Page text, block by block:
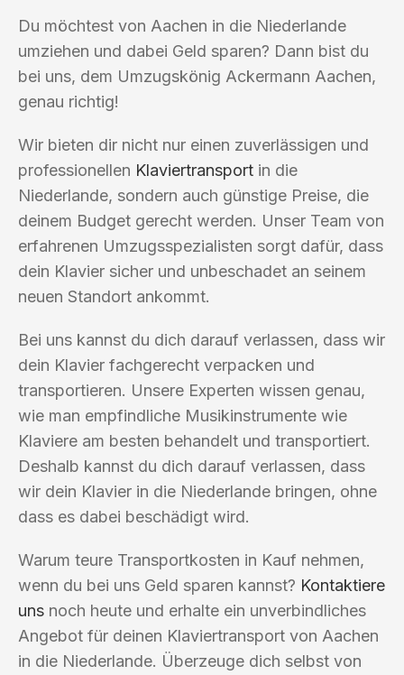
Du möchtest von Aachen in die Niederlande
umziehen und dabei Geld sparen? Dann bist du
bei uns, dem Umzugskönig Ackermann Aachen,
genau richtig!
Wir bieten dir nicht nur einen zuverlässigen und
professionellen Klaviertransport in die
Niederlande, sondern auch günstige Preise, die
deinem Budget gerecht werden. Unser Team von
erfahrenen Umzugsspezialisten sorgt dafür, dass
dein Klavier sicher und unbeschadet an seinem
neuen Standort ankommt.
Bei uns kannst du dich darauf verlassen, dass wir
dein Klavier fachgerecht verpacken und
transportieren. Unsere Experten wissen genau,
wie man empfindliche Musikinstrumente wie
Klaviere am besten behandelt und transportiert.
Deshalb kannst du dich darauf verlassen, dass
wir dein Klavier in die Niederlande bringen, ohne
dass es dabei beschädigt wird.
Warum teure Transportkosten in Kauf nehmen,
wenn du bei uns Geld sparen kannst? Kontaktiere
uns noch heute und erhalte ein unverbindliches
Angebot für deinen Klaviertransport von Aachen
in die Niederlande. Überzeuge dich selbst von